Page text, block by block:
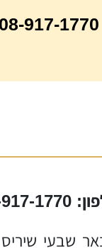
08-917-1770
שבעי